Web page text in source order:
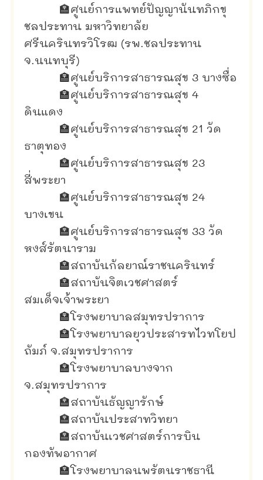
🏣 ศูนย์การแพทย์ปัญญานันทภิกขุ
ชลประทาน มหาวิทยาลัย
ศรีนครินทรวิโรฒ (รพ.ชลประทาน
จ.นนทบุรี)
🏣 ศูนย์บริการสาธารณสุข 3 บางซื่อ
🏣 ศูนย์บริการสาธารณสุข 4
ดินแดง
🏣 ศูนย์บริการสาธารณสุข 21 วัด
ธาตุทอง
🏣 ศูนย์บริการสาธารณสุข 23
สี่พระยา
🏣 ศูนย์บริการสาธารณสุข 24
บางเขน
🏣 ศูนย์บริการสาธารณสุข 33 วัด
หงส์รัตนาราม
🏣 สถาบันกัลยาณ์ราชนครินทร์
🏣 สถาบันจิตเวชศาสตร์
สมเด็จเจ้าพระยา
🏣 โรงพยาบาลสมุทรปราการ
🏣 โรงพยาบาลยุวประสารทไวทโยป
ถัมภ์ จ.สมุทรปราการ
🏣 โรงพยาบาลบางจาก
จ.สมุทรปราการ
🏣 สถาบันธัญญารักษ์
🏣 สถาบันประสาทวิทยา
🏣 สถาบันเวชศาสตร์การบิน
กองทัพอากาศ
🏣 โรงพยาบาลนพรัตนราชธานี